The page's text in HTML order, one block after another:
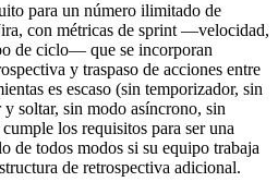
para un número ilimitado de
con métricas de sprint —velocidad,
de ciclo— que se incorporan
y traspaso de acciones entre
es escaso (sin temporizador, sin
soltar, sin modo asíncrono, sin
los requisitos para ser una
de todos modos si su equipo trabaja
de retrospectiva adicional.